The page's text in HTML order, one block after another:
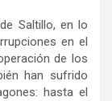
Saltillo, en lo
en el
de los
han sufrido
hasta el